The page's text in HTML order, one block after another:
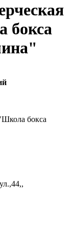
бокса
бокса